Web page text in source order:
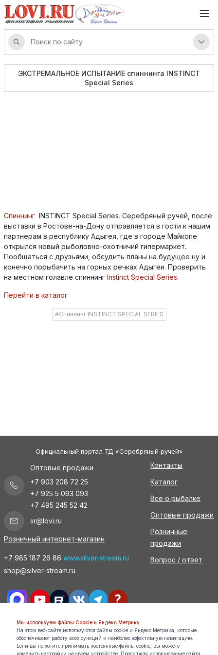
ЭКСТРЕМАЛЬНОЕ ИСПЫТАНИЕ спиннинга INSTINCT
Special Series
Спиннинг INSTINCT Special Series. Серебряный ручей, после
выставки в Ростове-на-Дону отправляется в гости к нашим
партнерам в республику Адыгея, где в городе Майкопе
открылся новый рыболовно-охотничий гипермаркет.
Пообщаться с друзьями, обсудить планы на будущее ну и
конечно порыбачить на горных речках Адыгеи. Проверить
на местном голавле спиннинг Instinct Special Series.
Перейти в каталог
#Спиннинг INSTINCT SPECIAL SERIES
Официальный портал ТД «Серебряный ручей»
Оптовые продажи
+7 903 208 72 25
+7 925 5 093 093
+7 495 245 52 42
sr@lovi.ru
Розничный интернет-магазин
+7 985 187 26 86 www.silver-stream.ru
shop@silver-stream.ru
Контакты
Каталог
Все о рыбалке
Оптовые продажи
Розничные
продажи
Вопрос / ответ
Все права защищены. Silver Stream 2026. При копировании
материалов ссылка на данный источник обязательна.
Мы используем файлы Cookie и Яндекс.Метрику.
На этом веб-сайте используются файлы cookie и Яндекс.Метрика, которые
обеспечивают работу всех функций и наиболее эффективную навигацию.
Если вы не хотите принимать постоянные файлы cookie, вы можете
изменить настройки на своём устройстве. Продолжая использование сайта,